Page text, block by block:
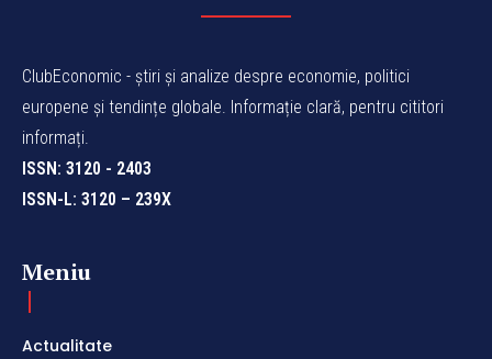
ClubEconomic - știri și analize despre economie, politici
europene și tendințe globale. Informație clară, pentru cititori
informați.
ISSN: 3120 - 2403
ISSN-L: 3120 – 239X
Meniu
Actualitate